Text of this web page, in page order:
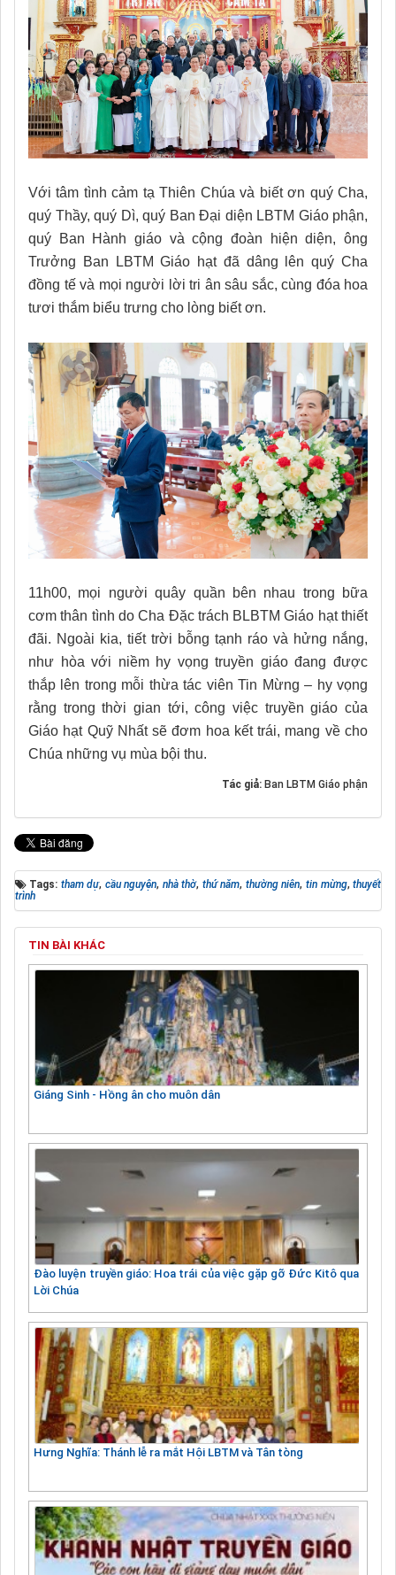
Với tâm tình cảm tạ Thiên Chúa và biết ơn quý Cha,
quý Thầy, quý Dì, quý Ban Đại diện LBTM Giáo phận,
quý Ban Hành giáo và cộng đoàn hiện diện, ông
Trưởng Ban LBTM Giáo hạt đã dâng lên quý Cha
đồng tế và mọi người lời tri ân sâu sắc, cùng đóa hoa
tươi thắm biểu trưng cho lòng biết ơn.
11h00, mọi người quây quần bên nhau trong bữa
cơm thân tình do Cha Đặc trách BLBTM Giáo hạt thiết
đãi. Ngoài kia, tiết trời bỗng tạnh ráo và hửng nắng,
như hòa với niềm hy vọng truyền giáo đang được
thắp lên trong mỗi thừa tác viên Tin Mừng – hy vọng
rằng trong thời gian tới, công việc truyền giáo của
Giáo hạt Quỹ Nhất sẽ đơm hoa kết trái, mang về cho
Chúa những vụ mùa bội thu.
Tác giả: Ban LBTM Giáo phận
Tags: tham dự, cầu nguyện, nhà thờ, thứ năm, thường niên,tin mừng,thuyết
trình
TIN BÀI KHÁC
Giáng Sinh - Hồng ân cho muôn dân
Đào luyện truyền giáo: Hoa trái của việc gặp gỡ Đức Kitô qua
Lời Chúa
Hưng Nghĩa: Thánh lễ ra mắt Hội LBTM và Tân tòng